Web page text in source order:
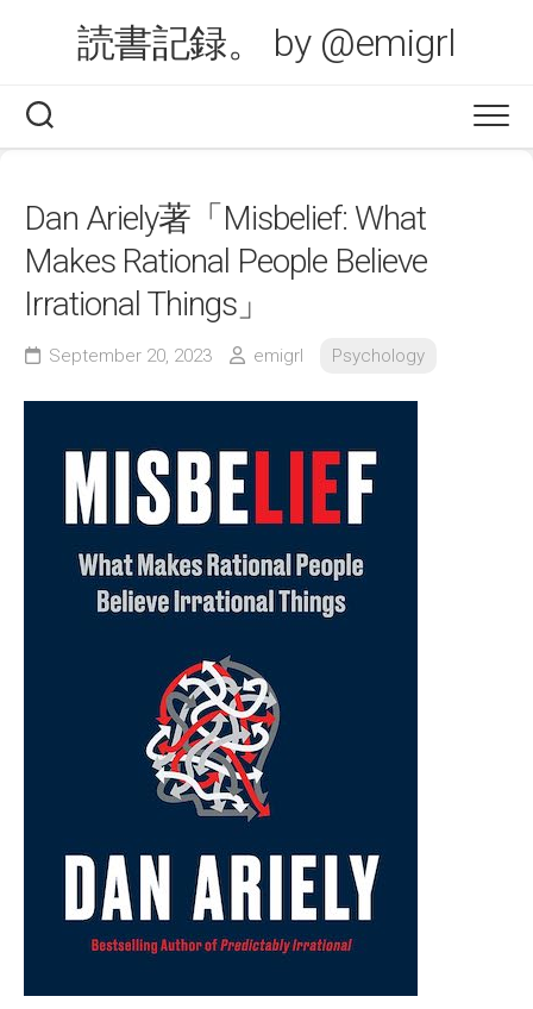
読書記録。 by @emigrl
Dan Ariely著「Misbelief: What
Makes Rational People Believe
Irrational Things」
September 20, 2023 emigrl Psychology